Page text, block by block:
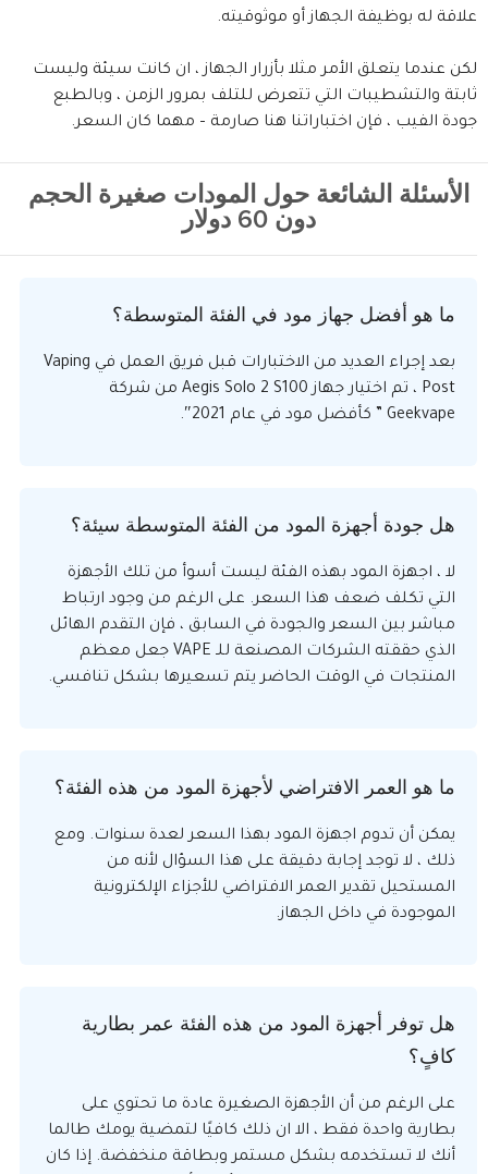
علاقة له بوظيفة الجهاز أو موثوقيته.
لكن عندما يتعلق الأمر مثلا بأزرار الجهاز ، ان كانت سيئة وليست
ثابتة والتشطيبات التي تتعرض للتلف بمرور الزمن ، وبالطبع
جودة الفيب ، فإن اختباراتنا هنا صارمة – مهما كان السعر.
الأسئلة الشائعة حول المودات صغيرة الحجم
دون 60 دولار
ما هو أفضل جهاز مود في الفئة المتوسطة؟
بعد إجراء العديد من الاختبارات قبل فريق العمل في Vaping
Post ، تم اختيار جهاز Aegis Solo 2 S100 من شركة
Geekvape ” كأفضل مود في عام 2021″.
هل جودة أجهزة المود من الفئة المتوسطة سيئة؟
لا ، اجهزة المود بهذه الفئة ليست أسوأ من تلك الأجهزة
التي تكلف ضعف هذا السعر. على الرغم من وجود ارتباط
مباشر بين السعر والجودة في السابق ، فإن التقدم الهائل
الذي حققته الشركات المصنعة للـ VAPE جعل معظم
المنتجات في الوقت الحاضر يتم تسعيرها بشكل تنافسي.
ما هو العمر الافتراضي لأجهزة المود من هذه الفئة؟
يمكن أن تدوم اجهزة المود بهذا السعر لعدة سنوات. ومع
ذلك ، لا توجد إجابة دقيقة على هذا السؤال لأنه من
المستحيل تقدير العمر الافتراضي للأجزاء الإلكترونية
الموجودة في داخل الجهاز.
هل توفر أجهزة المود من هذه الفئة عمر بطارية
كافٍ؟
على الرغم من أن الأجهزة الصغيرة عادة ما تحتوي على
بطارية واحدة فقط ، الا ان ذلك كافيًا لتمضية يومك طالما
أنك لا تستخدمه بشكل مستمر وبطاقة منخفضة. إذا كان